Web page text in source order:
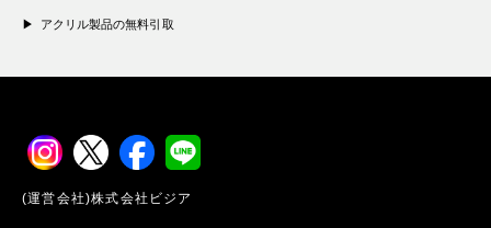
アクリル製品の無料引取
(運営会社)株式会社ビジア